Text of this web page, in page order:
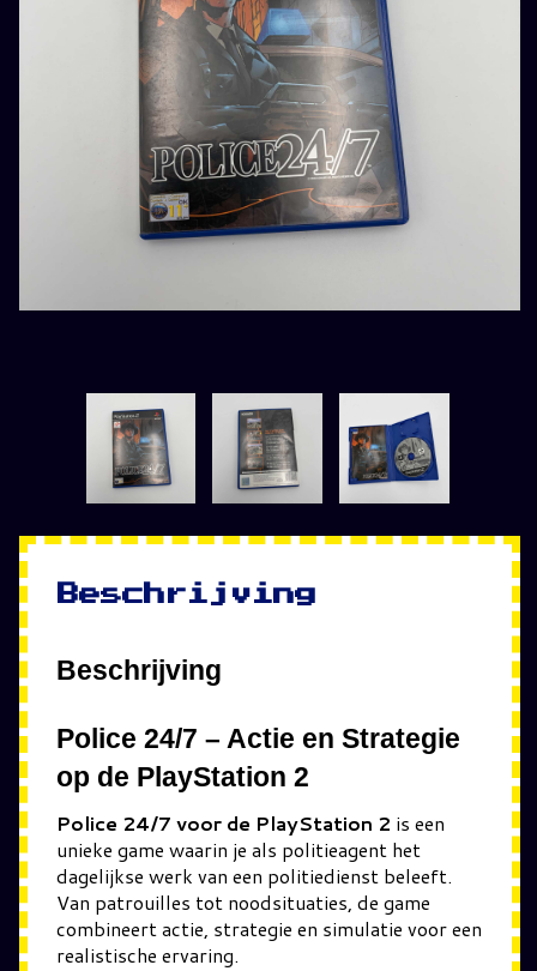
Beschrijving
Beschrijving
Police 24/7 – Actie en Strategie
op de PlayStation 2
Police 24/7 voor de PlayStation 2 is een
unieke game waarin je als politieagent het
dagelijkse werk van een politiedienst beleeft.
Van patrouilles tot noodsituaties, de game
combineert actie, strategie en simulatie voor een
realistische ervaring.